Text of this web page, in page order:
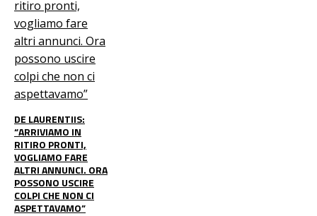
DE LAURENTIIS:
“ARRIVIAMO IN
RITIRO PRONTI,
VOGLIAMO FARE
ALTRI ANNUNCI. ORA
POSSONO USCIRE
COLPI CHE NON CI
ASPETTAVAMO”